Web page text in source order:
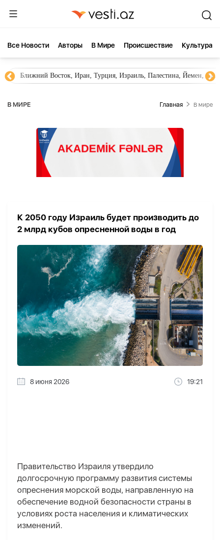
Все Новости Aвторы В Мире Происшествие Культура
Ближний Восток, Иран, Турция, Израиль, Палестина, Йемен,
В МИРЕ Главная В мире
К 2050 году Израиль будет производить до
2 млрд кубов опресненной воды в год
8 июня 2026 19:21
Правительство Израиля утвердило
долгосрочную программу развития системы
опреснения морской воды, направленную на
обеспечение водной безопасности страны в
условиях роста населения и климатических
изменений.